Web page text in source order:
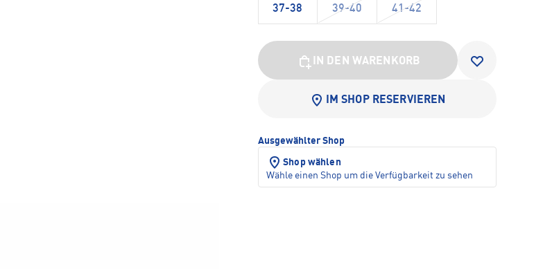
37-38 39-40 41-42
IN DEN WARENKORB
IM SHOP RESERVIEREN
Ausgewählter Shop
Shop wählen
Wähle einen Shop um die Verfügbarkeit zu sehen